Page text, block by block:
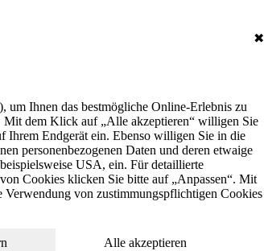
✖
Ihnen das bestmögliche Online-Erlebnis zu
Mit dem Klick auf „Alle akzeptieren“ willigen Sie
Ihrem Endgerät ein. Ebenso willigen Sie in die
personenbezogenen Daten und deren etwaige
USA, ein. Für detaillierte
Cookies klicken Sie bitte auf „Anpassen“. Mit
von zustimmungspflichtigen Cookies
Alle akzeptieren